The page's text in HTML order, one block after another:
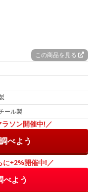
この商品を見る
ール製
ソン開催中!／
べよう
に+2%開催中!／
べよう